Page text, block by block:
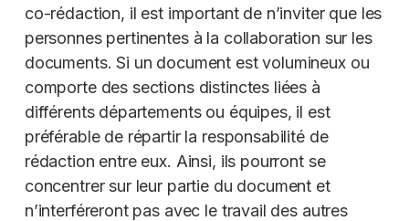
co-rédaction, il est important de n’inviter que les
personnes pertinentes à la collaboration sur les
documents. Si un document est volumineux ou
comporte des sections distinctes liées à
différents départements ou équipes, il est
préférable de répartir la responsabilité de
rédaction entre eux. Ainsi, ils pourront se
concentrer sur leur partie du document et
n’interféreront pas avec le travail des autres